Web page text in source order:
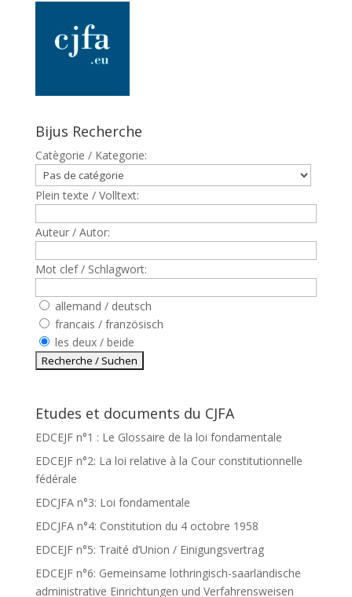
Bijus Recherche
Catègorie / Kategorie:
Plein texte / Volltext:
Auteur / Autor:
Mot clef / Schlagwort:
allemand / deutsch
francais / französisch
les deux / beide
Etudes et documents du CJFA
EDCEJF n°1 : Le Glossaire de la loi fondamentale
EDCEJF n°2: La loi relative à la Cour constitutionnelle
fédérale
EDCJFA n°3: Loi fondamentale
EDCJFA n°4: Constitution du 4 octobre 1958
EDCEJF n°5: Traité d’Union / Einigungsvertrag
EDCEJF n°6: Gemeinsame lothringisch-saarländische
administrative Einrichtungen und Verfahrensweisen